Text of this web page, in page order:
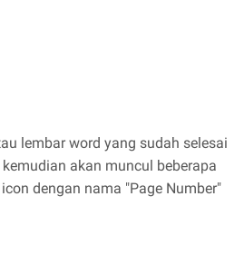
lembar word yang sudah selesai
akan muncul beberapa
dengan nama "Page Number"